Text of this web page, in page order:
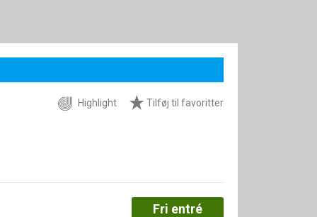
Highlight Tilføj til favoritter
Fri entré